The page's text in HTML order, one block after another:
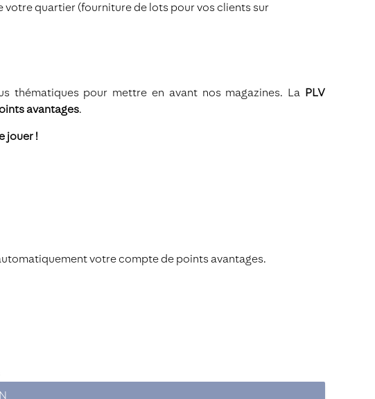
quartier (fourniture de lots pour vos clients sur
thématiques pour mettre en avant nos magazines. La PLV
avantages.
jouer !
votre compte de points avantages.